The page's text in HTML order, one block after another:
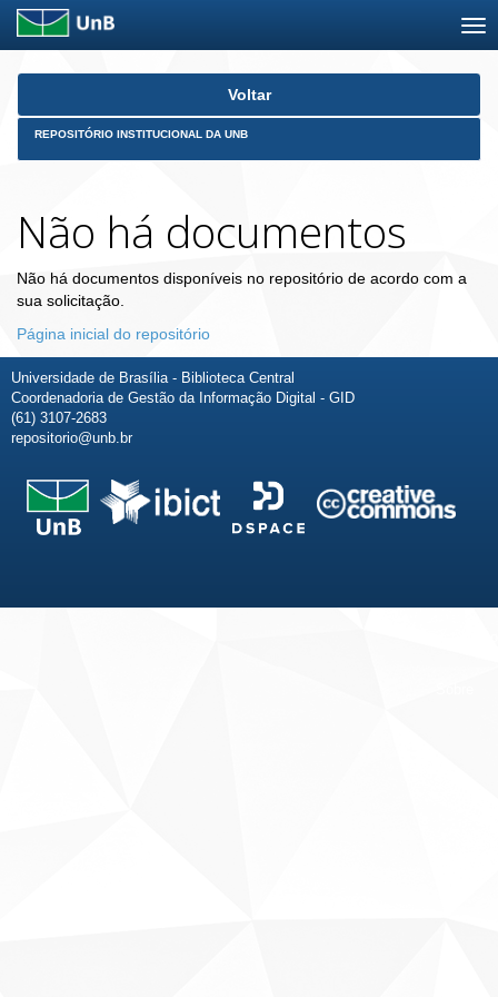
Skip
Voltar
REPOSITÓRIO INSTITUCIONAL DA UNB
Não há documentos
Não há documentos disponíveis no repositório de acordo com a
sua solicitação.
Página inicial do repositório
Universidade de Brasília - Biblioteca Central
Coordenadoria de Gestão da Informação Digital - GID
(61) 3107-2683
repositorio@unb.br